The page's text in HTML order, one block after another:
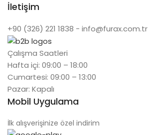
İletişim
+90 (326) 221 1838 - info@furax.com.tr
Çalışma Saatleri
Hafta içi: 09:00 – 18:00
Cumartesi: 09:00 – 13:00
Pazar: Kapalı
Mobil Uygulama
İlk alışverişinize özel indirim